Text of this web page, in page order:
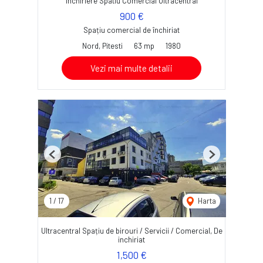
900 €
Spațiu comercial de închiriat
Nord, Pitesti
63 mp 1980
Vezi mai multe detalii
1 / 17 Harta
Previous Next
Ultracentral Spațiu de birouri / Servicii / Comercial, De
inchiriat
1,500 €